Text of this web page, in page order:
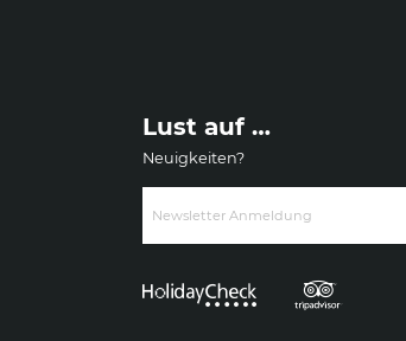
Erleben
Lust auf …
Neuigkeiten?
Newsletter Anmeldung